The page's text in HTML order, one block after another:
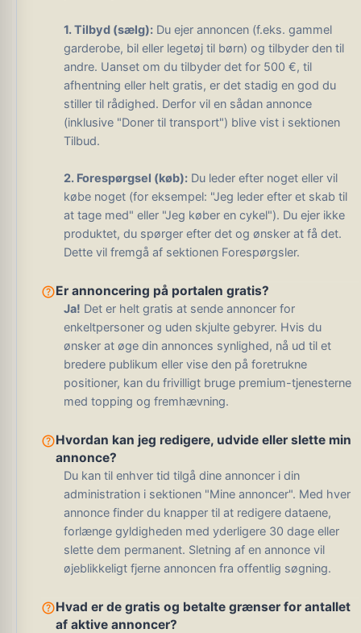
1. Tilbyd (sælg): Du ejer annoncen (f.eks. gammel
garderobe, bil eller legetøj til børn) og tilbyder den til
andre. Uanset om du tilbyder det for 500 €, til
afhentning eller helt gratis, er det stadig en god du
stiller til rådighed. Derfor vil en sådan annonce
(inklusive "Doner til transport") blive vist i sektionen
Tilbud.
2. Forespørgsel (køb): Du leder efter noget eller vil
købe noget (for eksempel: "Jeg leder efter et skab til
at tage med" eller "Jeg køber en cykel"). Du ejer ikke
produktet, du spørger efter det og ønsker at få det.
Dette vil fremgå af sektionen Forespørgsler.
help_outlineEr annoncering på portalen gratis?
Ja! Det er helt gratis at sende annoncer for
enkeltpersoner og uden skjulte gebyrer. Hvis du
ønsker at øge din annonces synlighed, nå ud til et
bredere publikum eller vise den på foretrukne
positioner, kan du frivilligt bruge premium-tjenesterne
med topping og fremhævning.
help_outlineHvordan kan jeg redigere, udvide eller slette min
annonce?
Du kan til enhver tid tilgå dine annoncer i din
administration i sektionen "Mine annoncer". Med hver
annonce finder du knapper til at redigere dataene,
forlænge gyldigheden med yderligere 30 dage eller
slette dem permanent. Sletning af en annonce vil
øjeblikkeligt fjerne annoncen fra offentlig søgning.
help_outlineHvad er de gratis og betalte grænser for antallet
af aktive annoncer?